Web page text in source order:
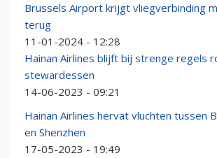
Brussels Airport krijgt vliegverbinding
terug
11-01-2024 - 12:28
Hainan Airlines blijft bij strenge regels
stewardessen
14-06-2023 - 09:21
Hainan Airlines hervat vluchten tussen
en Shenzhen
17-05-2023 - 19:49